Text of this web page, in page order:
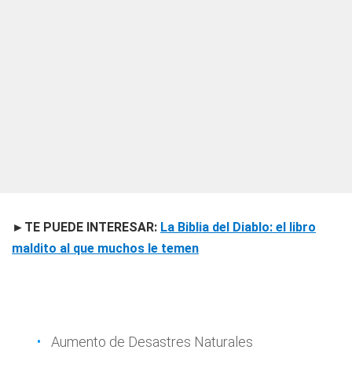
►TE PUEDE INTERESAR: La Biblia del Diablo: el libro
maldito al que muchos le temen
Aumento de Desastres Naturales